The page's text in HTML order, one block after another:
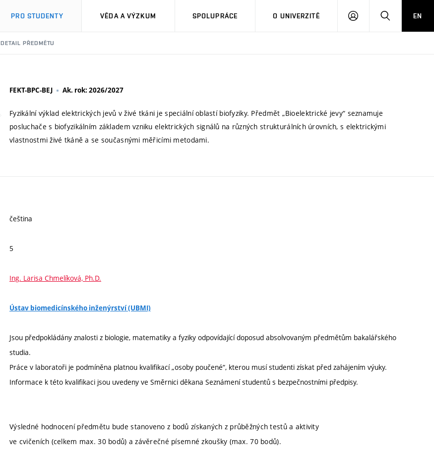
PRO STUDENTY VĚDA A VÝZKUM SPOLUPRÁCE O UNIVERZITĚ
PŘIHLÁSIT HLEDATEN
DETAIL PŘEDMĚTU
FEKT-BPC-BEJ Ak. rok: 2026/2027
Fyzikální výklad elektrických jevů v živé tkáni je speciální oblastí biofyziky. Předmět „Bioelektrické jevy“ seznamuje
posluchače s biofyzikálním základem vzniku elektrických signálů na různých strukturálních úrovních, s elektrickými
vlastnostmi živé tkáně a se současnými měřicími metodami.
čeština
5
Ing. Larisa Chmelíková, Ph.D.
Ústav biomedicínského inženýrství (UBMI)
Jsou předpokládány znalosti z biologie, matematiky a fyziky odpovídající doposud absolvovaným předmětům bakalářského
studia.
Práce v laboratoři je podmíněna platnou kvalifikací „osoby poučené“, kterou musí studenti získat před zahájením výuky.
Informace k této kvalifikaci jsou uvedeny ve Směrnici děkana Seznámení studentů s bezpečnostními předpisy.
Výsledné hodnocení předmětu bude stanoveno z bodů získaných z průběžných testů a aktivity
ve cvičeních (celkem max. 30 bodů) a závěrečné písemné zkoušky (max. 70 bodů).